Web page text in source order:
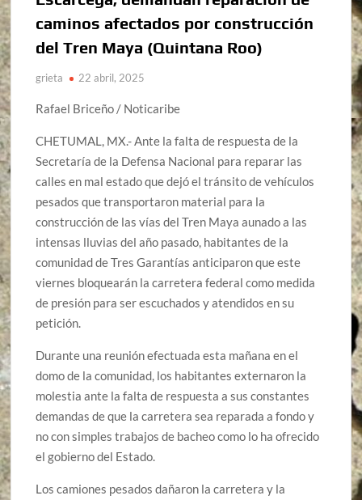
caminos afectados por construcción
del Tren Maya (Quintana Roo)
grieta 22 abril, 2025
Rafael Briceño / Noticaribe
CHETUMAL, MX.- Ante la falta de respuesta de la
Secretaría de la Defensa Nacional para reparar las
calles en mal estado que dejó el tránsito de vehículos
pesados que transportaron material para la
construcción de las vías del Tren Maya aunado a las
intensas lluvias del año pasado, habitantes de la
comunidad de Tres Garantías anticiparon que este
viernes bloquearán la carretera federal como medida
de presión para ser escuchados y atendidos en su
petición.
Durante una reunión efectuada esta mañana en el
domo de la comunidad, los habitantes externaron la
molestia ante la falta de respuesta a sus constantes
demandas de que la carretera sea reparada a fondo y
no con simples trabajos de bacheo como lo ha ofrecido
el gobierno del Estado.
Los camiones pesados dañaron la carretera y la